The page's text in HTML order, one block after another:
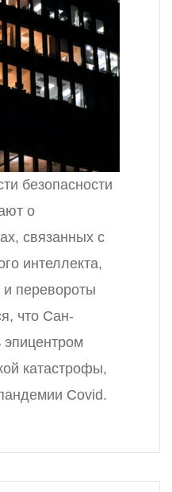
безопасности
о
связанных с
интеллекта,
перевороты
что Сан-
эпицентром
катастрофы,
Covid.